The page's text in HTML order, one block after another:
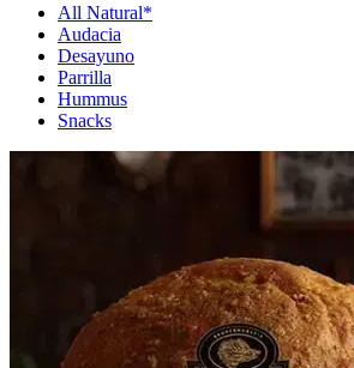
All Natural*
Audacia
Desayuno
Parrilla
Hummus
Snacks